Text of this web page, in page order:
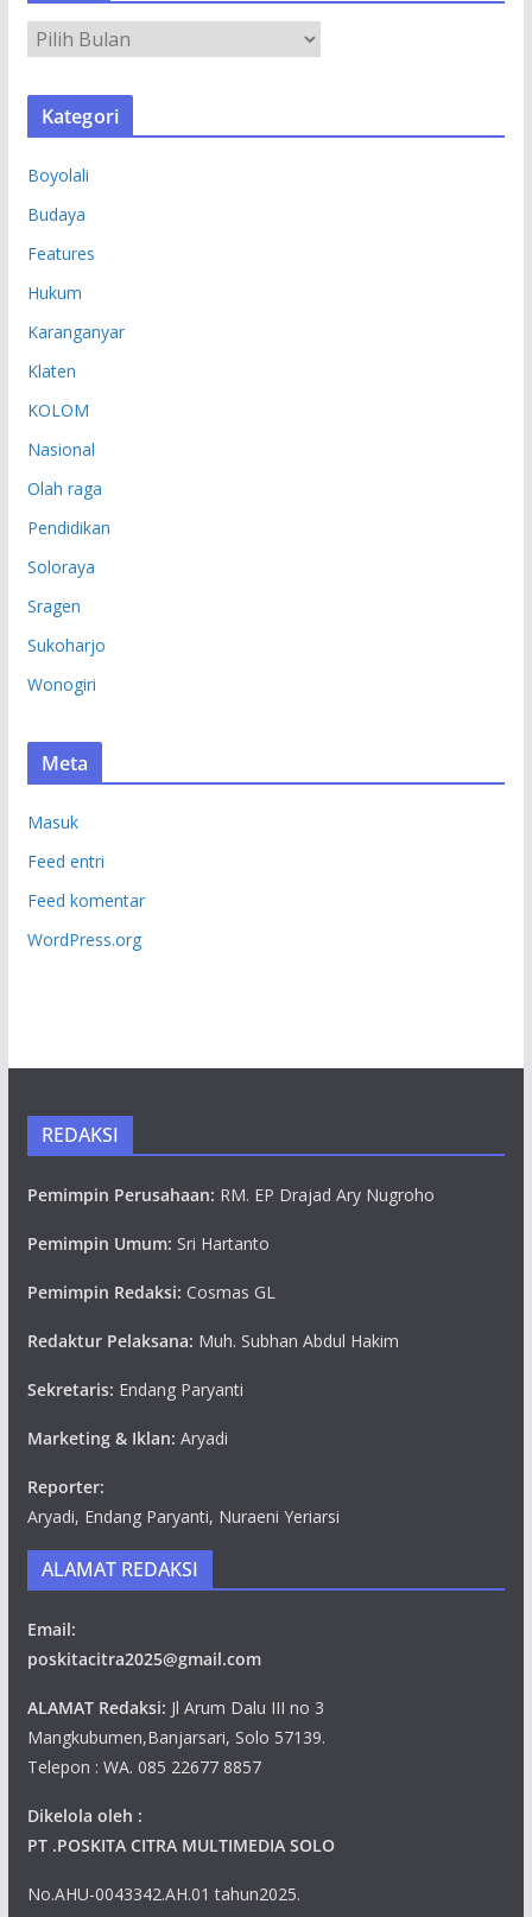
S
Kategori
Boyolali
Budaya
Features
Hukum
Karanganyar
Klaten
KOLOM
Nasional
Olah raga
Pendidikan
Soloraya
Sragen
Sukoharjo
Wonogiri
Meta
Masuk
Feed entri
Feed komentar
WordPress.org
REDAKSI
Pemimpin Perusahaan: RM. EP Drajad Ary Nugroho
Pemimpin Umum: Sri Hartanto
Pemimpin Redaksi: Cosmas GL
Redaktur Pelaksana: Muh. Subhan Abdul Hakim
Sekretaris: Endang Paryanti
Marketing & Iklan: Aryadi
Reporter:
Aryadi, Endang Paryanti, Nuraeni Yeriarsi
ALAMAT REDAKSI
Email:
poskitacitra2025@gmail.com
ALAMAT Redaksi: Jl Arum Dalu III no 3
Mangkubumen,Banjarsari, Solo 57139.
Telepon : WA. 085 22677 8857
Dikelola oleh :
PT .POSKITA CITRA MULTIMEDIA SOLO
No.AHU-0043342.AH.01 tahun2025.